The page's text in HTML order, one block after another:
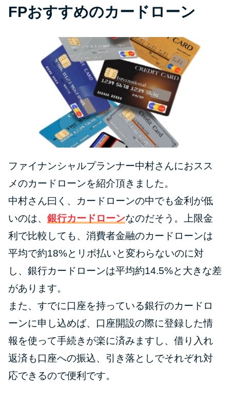
FPおすすめのカードローン
ファイナンシャルプランナー中村さんにおスス
メのカードローンを紹介頂きました。
中村さん曰く、カードローンの中でも金利が低
いのは、 銀行カードローンなのだそう。上限金
利で比較しても、消費者金融のカードローンは
平均で約18%とリボ払いと変わらないのに対
し、銀行カードローンは平均約14.5%と大きな差
があります。
また、すでに口座を持っている銀行のカードロ
ーンに申し込めば、口座開設の際に登録した情
報を使って手続きが楽に済みますし、借り入れ
返済も口座への振込、引き落としでそれぞれ対
応できるので便利です。